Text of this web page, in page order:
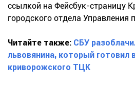
ссылкой на Фейсбук-страницу
городского отдела Управления
Читайте также: СБУ
львовянина, который готовил
криворожского ТЦК